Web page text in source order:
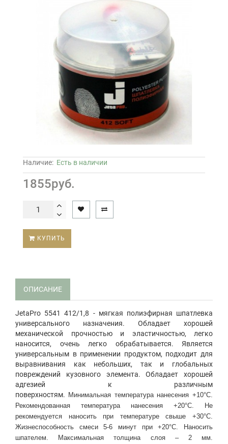
Наличие: Есть в наличии
1855руб.
КУПИТЬ
ОПИСАНИЕ
JetaPro 5541 412/1,8 - мягкая полиэфирная шпатлевка
универсального назначения. Обладает хорошей
механической прочностью и эластичностью, легко
наносится, очень легко обрабатывается. Является
универсальным в применении продуктом, подходит для
выравнивания как небольших, так и глобальных
повреждений кузовного элемента. Обладает хорошей
адгезией к различным
поверхностям. Минимальная температура нанесения +10°С.
Рекомендованная температура нанесения +20°С. Не
рекомендуется наносить при температуре свыше +30°С.
Жизнеспособность смеси5-6 минут при +20°С.
Наносить
шпателем. Максимальная толщина слоя – 2 мм.